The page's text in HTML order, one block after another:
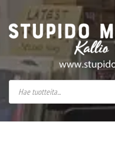
Stupido Market –